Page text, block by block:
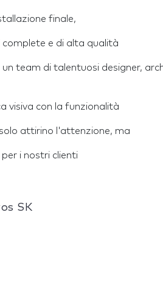
finale,
e di alta qualità
team di talentuosi designer,
visiva con la funzionalità
attirino l'attenzione, ma
i nostri clienti
SK